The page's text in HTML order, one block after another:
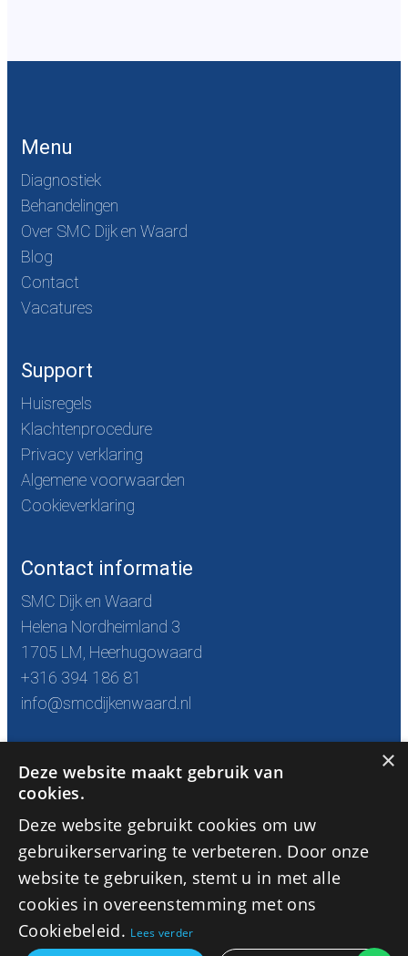
Menu
Diagnostiek
Behandelingen
Over SMC Dijk en Waard
Blog
Contact
Vacatures
Support
Huisregels
Klachtenprocedure
Privacy verklaring
Algemene voorwaarden
Cookieverklaring
Contact informatie
SMC Dijk en Waard
Helena Nordheimland 3
1705 LM, Heerhugowaard
+316 394 186 81
info@smcdijkenwaard.nl
Openingstijden
maandag van 8:00 tot 21:00
dinsdag van 8:00 tot 18:00
woensdag van 8:00 tot 18:00
donderdag 8:00 tot 21:00
vrijdag 8:00 tot 18:00
zaterdag 8:00 tot 13:00
×
Deze website maakt gebruik van
cookies.
Deze website gebruikt cookies om uw
gebruikerservaring te verbeteren. Door onze
website te gebruiken, stemt u in met alle
cookies in overeenstemming met ons
Cookiebeleid. Lees verder